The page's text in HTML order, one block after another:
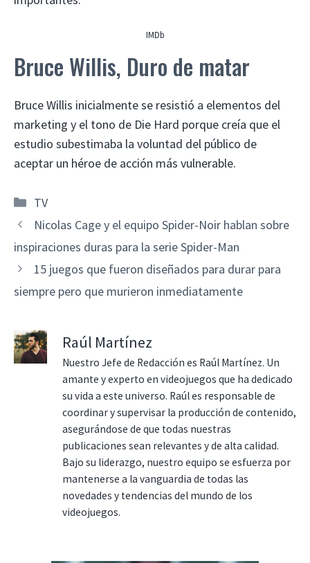
IMDb
Bruce Willis, Duro de matar
Bruce Willis inicialmente se resistió a elementos del
marketing y el tono de Die Hard porque creía que el
estudio subestimaba la voluntad del público de
aceptar un héroe de acción más vulnerable.
Categorías
TV
Nicolas Cage y el equipo Spider-Noir hablan sobre
inspiraciones duras para la serie Spider-Man
15 juegos que fueron diseñados para durar para
siempre pero que murieron inmediatamente
Raúl Martínez
Nuestro Jefe de Redacción es Raúl Martínez. Un
amante y experto en videojuegos que ha dedicado
su vida a este universo. Raúl es responsable de
coordinar y supervisar la producción de contenido,
asegurándose de que todas nuestras
publicaciones sean relevantes y de alta calidad.
Bajo su liderazgo, nuestro equipo se esfuerza por
mantenerse a la vanguardia de todas las
novedades y tendencias del mundo de los
videojuegos.